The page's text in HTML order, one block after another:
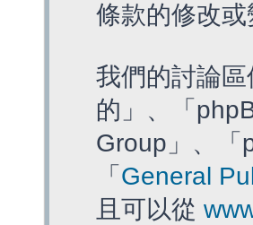
條款的修改或
我們的討論
的」、「
Group」、「
「 General
且可以從